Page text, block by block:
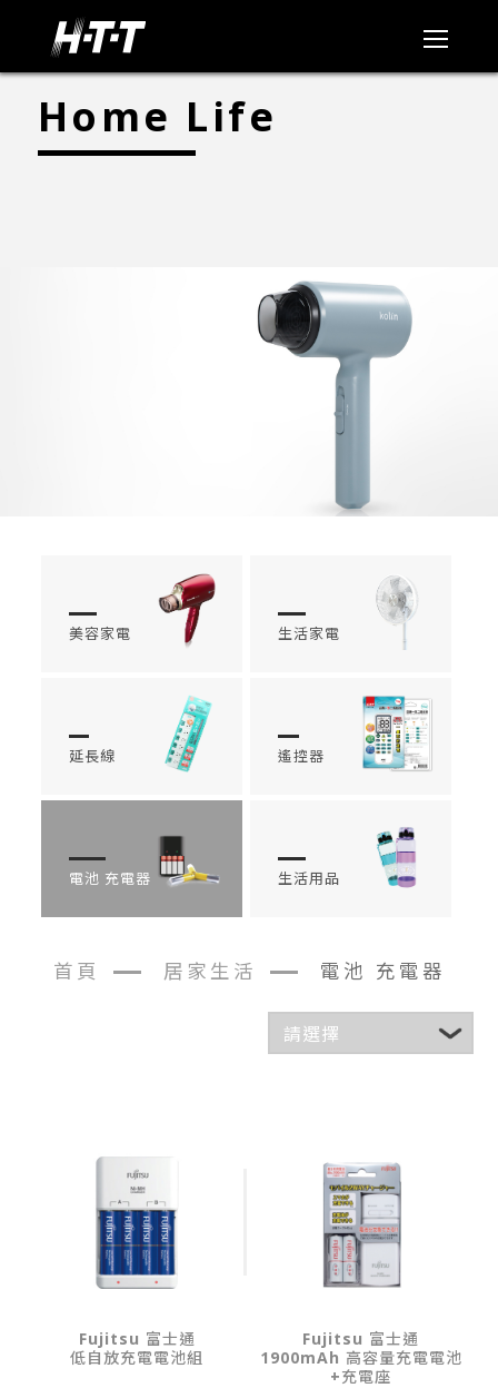
Home Life
美容家電 生活家電
延長線 遙控器
電池 充電器 生活用品
首頁 居家生活 電池 充電器
Fujitsu 富士通
低自放充電電池組
Fujitsu 富士通
1900mAh 高容量充電電池
+充電座